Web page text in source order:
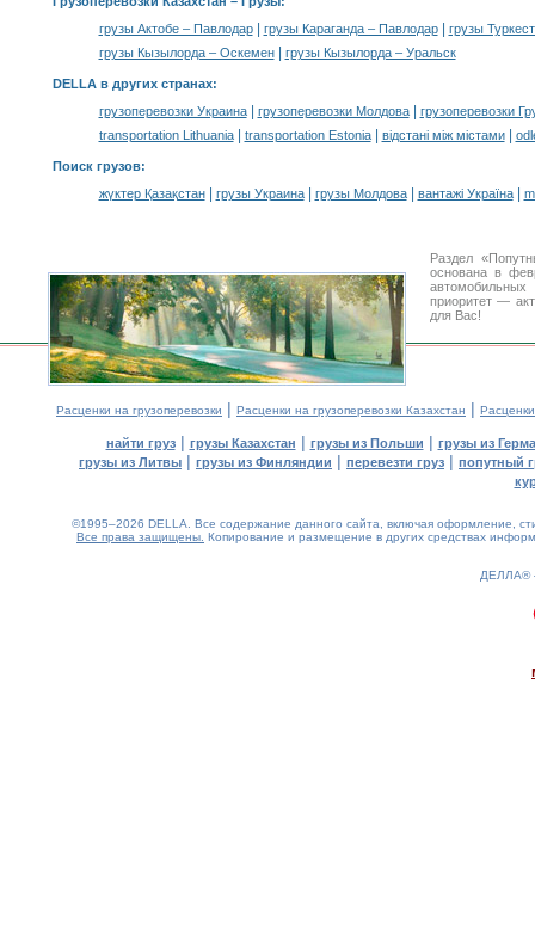
грузы Актобе – Павлодар| грузы Караганда – Павлодар|
грузы
грузы Кызылорда – Оскемен| грузы Кызылорда – Уральск
DELLA в других странах:
грузоперевозки Украина| грузоперевозки Молдова|
грузоперевозки
transportation Lithuania| transportation Estonia| відстані між містами|
Поиск грузов:
жүктер Қазақстан| грузы Украина| грузы Молдова| вантажі Україна|
Раздел
основана в
приоритет —
для Вас!
Расценки на грузоперевозки | Расценки на грузоперевозки Казахстан |
найти груз| грузы Казахстан | грузы из Польши | грузы из
грузы из Литвы | грузы из Финляндии | перевезти груз | попутный
©1995–2026 DELLA. Все содержание данного сайта, включая оформление,
Все права защищены. Копирование и размещение в других средствах